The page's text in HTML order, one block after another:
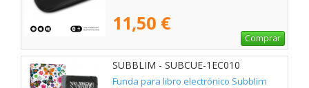
11,50 €
Comprar
SUBBLIM - SUBCUE-1EC010
Funda para libro electrónico Subblim